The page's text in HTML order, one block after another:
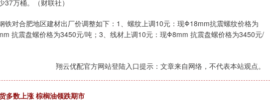
万桶。（财联社）
对合肥地区建材出厂价调整如下：1、螺纹上调10元：现Φ18mm抗震螺纹价格为
抗震盘螺价格为3450元/吨；3、线材上调10元：现Φ8mm 抗震盘螺价格为3450元/
翔云优配官方网站登陆入口提示：文章来自网络，不代表本站观点。
多数上涨 棕榈油领跌期市